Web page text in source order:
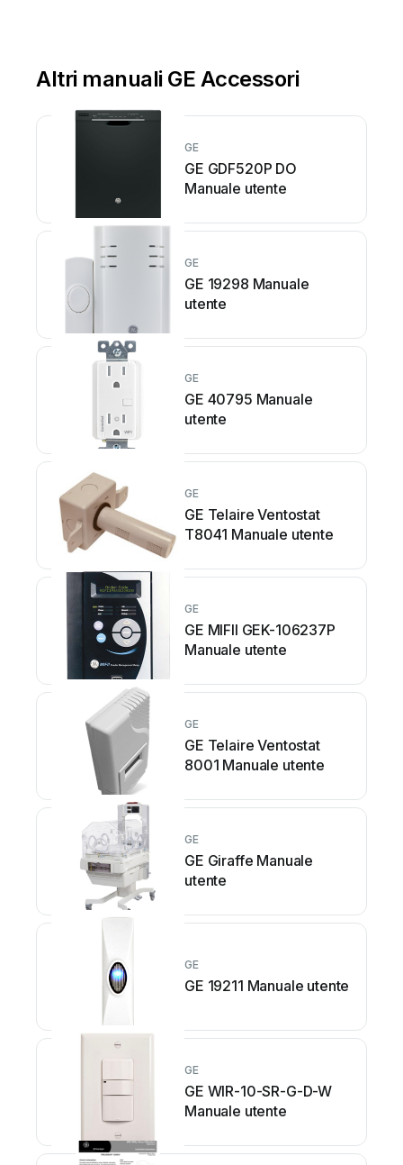
Altri manuali GE Accessori
GE
GE GDF520P DO
Manuale utente
GE
GE 19298 Manuale
utente
GE
GE 40795 Manuale
utente
GE
GE Telaire Ventostat
T8041 Manuale utente
GE
GE MIFII GEK-106237P
Manuale utente
GE
GE Telaire Ventostat
8001 Manuale utente
GE
GE Giraffe Manuale
utente
GE
GE 19211 Manuale utente
GE
GE WIR-10-SR-G-D-W
Manuale utente